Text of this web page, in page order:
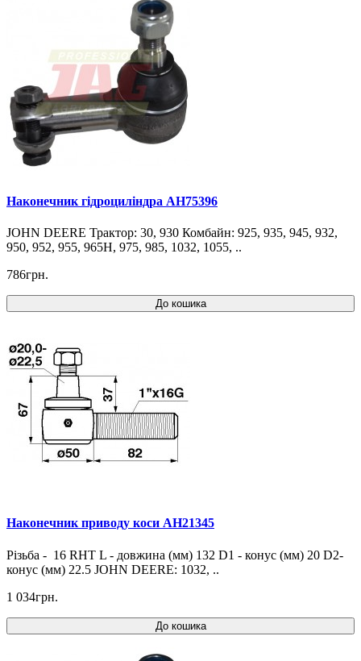
Наконечник гідроциліндра AH75396
JOHN DEERE Трактор: 30, 930 Комбайн: 925, 935, 945, 932,
950, 952, 955, 965H, 975, 985, 1032, 1055, ..
786грн.
До кошика
Наконечник приводу коси AH21345
Різьба - 16 RHT L - довжина (мм) 132 D1 - конус (мм) 20 D2-
конус (мм) 22.5 JOHN DEERE: 1032, ..
1 034грн.
До кошика